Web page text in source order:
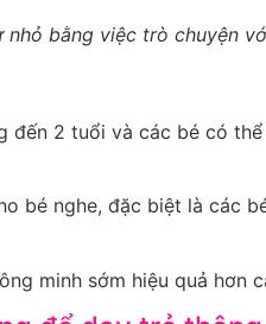
nhỏ bằng việc trò chuyện
2 tuổi và các bé có
bé nghe, đặc biệt là các
minh sớm hiệu quả hơn